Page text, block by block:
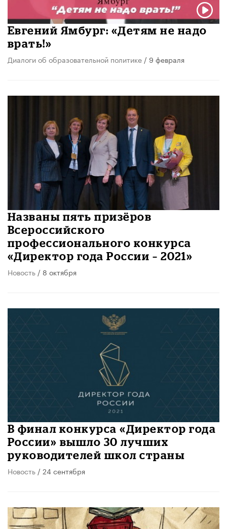
Евгений Ямбург: «Детям не надо
врать!»
Диалоги об образовательной политике / 9 февраля
Названы пять призёров
Всероссийского
профессионального конкурса
«Директор года России – 2021»
Новость / 8 октября
В финал конкурса «Директор года
России» вышло 30 лучших
руководителей школ страны
Новость / 24 сентября